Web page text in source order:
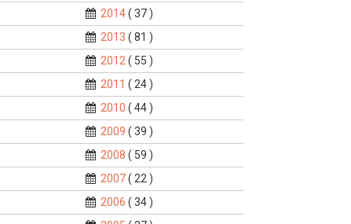
2014 ( 37 )
2013 ( 81 )
2012 ( 55 )
2011 ( 24 )
2010 ( 44 )
2009 ( 39 )
2008 ( 59 )
2007 ( 22 )
2006 ( 34 )